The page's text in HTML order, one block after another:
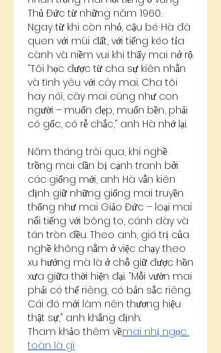
Thủ Đức từ những năm 1960.
Ngay từ khi còn nhỏ, cậu bé Hà đã
quen với mùi đất, với tiếng kéo tỉa
cành và niềm vui khi thấy mai nở rộ.
“Tôi học được từ cha sự kiên nhẫn
và tình yêu với cây mai. Cha tôi
hay nói, cây mai cũng như con
người – muốn đẹp, muốn bền, phải
có gốc, có rễ chắc,” anh Hà nhớ lại.
Năm tháng trôi qua, khi nghề
trồng mai dần bị cạnh tranh bởi
các giống mới, anh Hà vẫn kiên
định giữ những giống mai truyền
thống như mai Giảo Đức – loại mai
nổi tiếng với bông to, cánh dày và
tán tròn đều. Theo anh, giá trị của
nghề không nằm ở việc chạy theo
xu hướng mà là ở chỗ giữ được hồn
xưa giữa thời hiện đại. “Mỗi vườn mai
phải có thế riêng, có bản sắc riêng.
Cái đó mới làm nên thương hiệu
thật sự,” anh khẳng định.
Tham khảo thêm về:mai nhị ngọc
toàn là gì